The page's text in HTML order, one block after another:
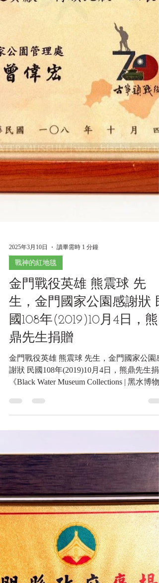
2025年3月10日 讀畢需時 1 分鐘
戰神的紅地毯
金門戰役英雄 熊震球 先
生，金門國家公園感謝狀
國108年(2019)10月4日，熊
鼎先生捐贈